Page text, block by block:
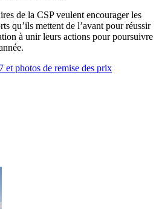
de la CSP veulent encourager les
qu’ils mettent de l’avant pour réussir
à unir leurs actions pour poursuivre
et photos de remise des prix